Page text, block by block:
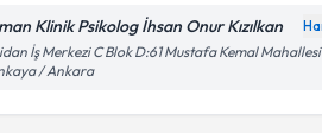
Klinik Psikolog İhsan Onur Kızılkan
İş Merkezi C Blok D:61 Mustafa Kemal Mahallesi
/ Ankara